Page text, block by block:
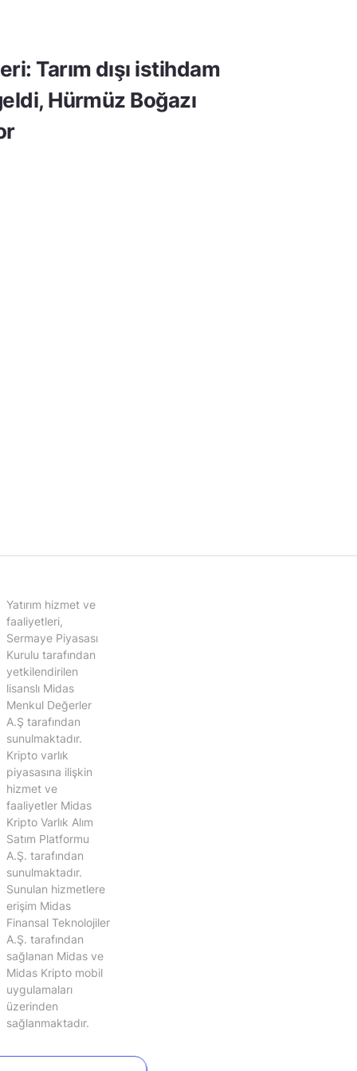
Tarım dışı istihdam
Hürmüz Boğazı
Yatırım hizmet ve
faaliyetleri,
Sermaye Piyasası
Kurulu tarafından
yetkilendirilen
lisanslı Midas
Menkul Değerler
A.Ş tarafından
sunulmaktadır.
Kripto varlık
piyasasına ilişkin
hizmet ve
faaliyetler Midas
Kripto Varlık Alım
Satım Platformu
A.Ş. tarafından
sunulmaktadır.
Sunulan hizmetlere
erişim Midas
Finansal Teknolojiler
A.Ş. tarafından
sağlanan Midas ve
Midas Kripto mobil
uygulamaları
üzerinden
sağlanmaktadır.